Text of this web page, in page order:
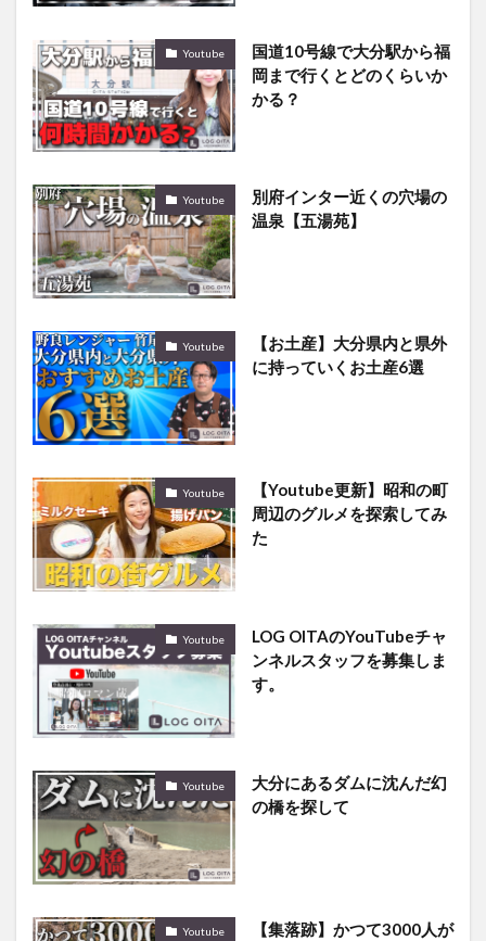
Youtube
国道10号線で大分駅から福
岡まで行くとどのくらいか
かる？
Youtube
別府インター近くの穴場の
温泉【五湯苑】
Youtube
【お土産】大分県内と県外
に持っていくお土産6選
Youtube
【Youtube更新】昭和の町
周辺のグルメを探索してみ
た
Youtube
LOG OITAのYouTubeチャ
ンネルスタッフを募集しま
す。
Youtube
大分にあるダムに沈んだ幻
の橋を探して
Youtube
【集落跡】かつて3000人が